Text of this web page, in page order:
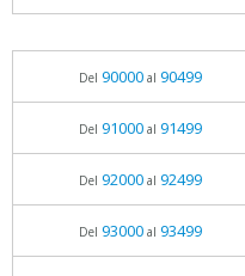
Del 90000al 90499
Del 91000al 91499
Del 92000al 92499
Del 93000al 93499